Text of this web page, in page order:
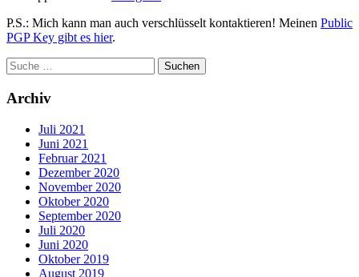
P.S.: Mich kann man auch verschlüsselt kontaktieren! Meinen Public
PGP Key gibt es hier.
Archiv
Juli 2021
Juni 2021
Februar 2021
Dezember 2020
November 2020
Oktober 2020
September 2020
Juli 2020
Juni 2020
Oktober 2019
August 2019